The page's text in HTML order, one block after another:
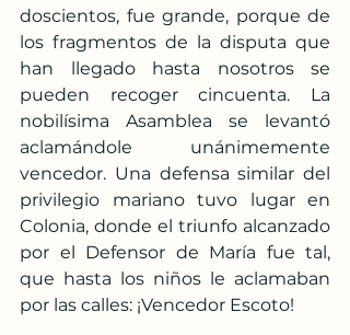
doscientos, fue grande, porque de
los fragmentos de la disputa que
han llegado hasta nosotros se
pueden recoger cincuenta. La
nobilísima Asamblea se levantó
aclamándole unánimemente
vencedor. Una defensa similar del
privilegio mariano tuvo lugar en
Colonia, donde el triunfo alcanzado
por el Defensor de María fue tal,
que hasta los niños le aclamaban
por las calles: ¡Vencedor Escoto!